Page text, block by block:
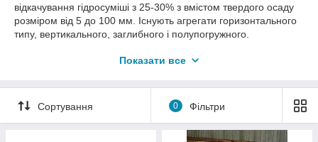
відкачування гідросуміші з 25-30% з вмістом твердого осаду
розміром від 5 до 100 мм. Існують агрегати горизонтального
типу, вертикального, заглибного і полупогружного.
сальник, іноді торцеве ущільнення. Насоси комплектуються
вибухобезпечними залежно від категорії розміщення.
Електродвигуни використовуються фланцевого виконання
для вертикальних, заглибних насосів, і монтажного
виконання "на лапах" для горизонтальних агрегатів. Принцип
Показати все
Сортування 0 Фільтри